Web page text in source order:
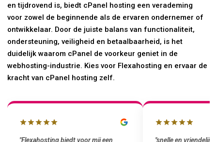
en tijdrovend is, biedt cPanel hosting een verademing
voor zowel de beginnende als de ervaren ondernemer of
ontwikkelaar. Door de juiste balans van functionaliteit,
ondersteuning, veiligheid en betaalbaarheid, is het
duidelijk waarom cPanel de voorkeur geniet in de
webhosting-industrie. Kies voor Flexahosting en ervaar de
kracht van cPanel hosting zelf.
"Flexahosting biedt voor mij een
"snelle en